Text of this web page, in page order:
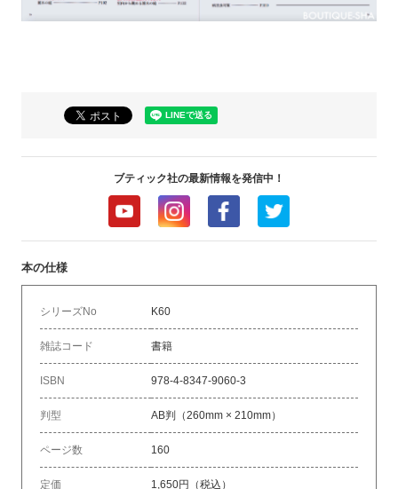
ブティック社の最新情報を発信中！
本の仕様
シリーズNo K60
雑誌コード 書籍
ISBN 978-4-8347-9060-3
判型 AB判（260mm × 210mm）
ページ数 160
定価 1,650円（税込）